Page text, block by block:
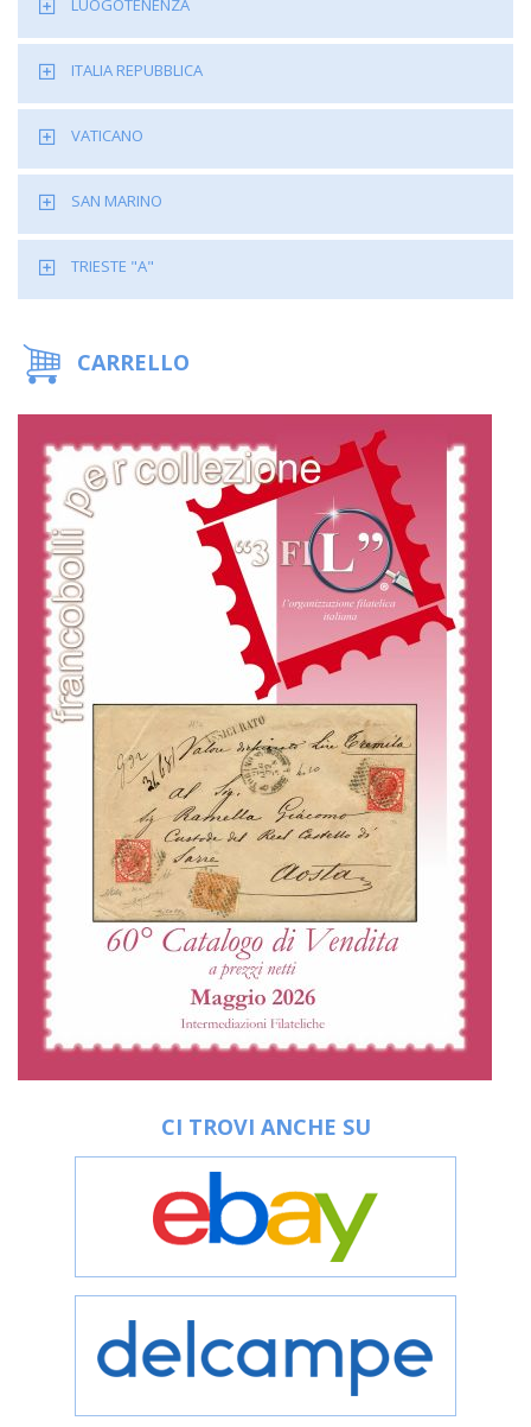
LUOGOTENENZA
ITALIA REPUBBLICA
VATICANO
SAN MARINO
TRIESTE "A"
CARRELLO
CI TROVI ANCHE SU